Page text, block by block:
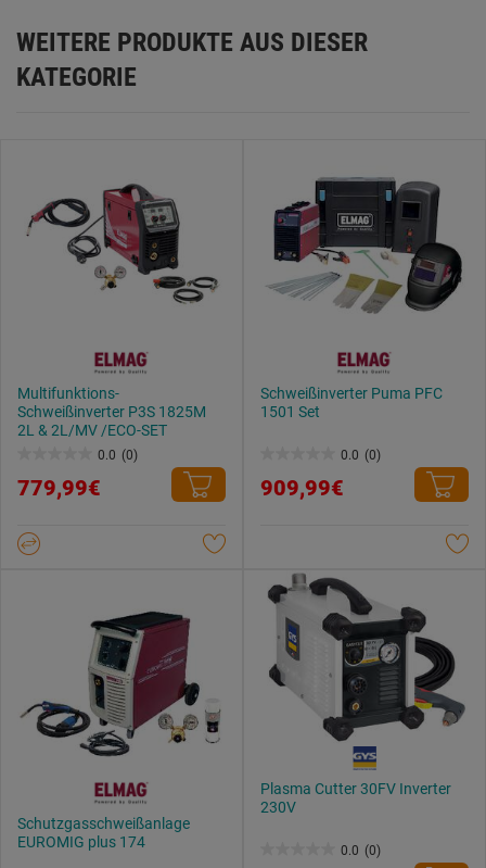
WEITERE PRODUKTE AUS DIESER
KATEGORIE
Multifunktions-
Schweißinverter P3S 1825M
2L & 2L/MV /ECO-SET
0.0 (0)
von
Sternen.
779,99€
Schweißinverter Puma PFC
1501 Set
0.0 (0)
von
909,99€
Schutzgasschweißanlage
EUROMIG plus 174
Plasma Cutter 30FV Inverter
230V
0.0 (0)